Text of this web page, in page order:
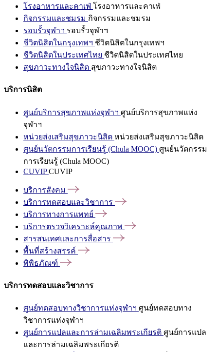
โรงอาหารและคาเฟ่ โรงอาหารและคาเฟ่
กิจกรรมและชมรม กิจกรรมและชมรม
รอบรั้วจุฬาฯ รอบรั้วจุฬาฯ
ชีวิตนิสิตในกรุงเทพฯ ชีวิตนิสิตในกรุงเทพฯ
ชีวิตนิสิตในประเทศไทย ชีวิตนิสิตในประเทศไทย
สุขภาวะทางใจนิสิต สุขภาวะทางใจนิสิต
บริการนิสิต
ศูนย์บริการสุขภาพแห่งจุฬาฯ ศูนย์บริการสุขภาพแห่ง
จุฬาฯ
หน่วยส่งเสริมสุขภาวะนิสิต หน่วยส่งเสริมสุขภาวะนิสิต
ศูนย์นวัตกรรมการเรียนรู้ (Chula MOOC) ศูนย์นวัตกรรม
การเรียนรู้ (Chula MOOC)
CUVIPCUVIP
บริการสังคม
บริการทดสอบและวิชาการ
บริการทางการแพทย์
บริการตรวจวิเคราะห์คุณภาพ
สารสนเทศและการสื่อสาร
พื้นที่สร้างสรรค์
พิพิธภัณฑ์
บริการทดสอบและวิชาการ
ศูนย์ทดสอบทางวิชาการแห่งจุฬาฯ ศูนย์ทดสอบทาง
วิชาการแห่งจุฬาฯ
ศูนย์การแปลและการล่ามเฉลิมพระเกียรติ ศูนย์การแปล
และการล่ามเฉลิมพระเกียรติ